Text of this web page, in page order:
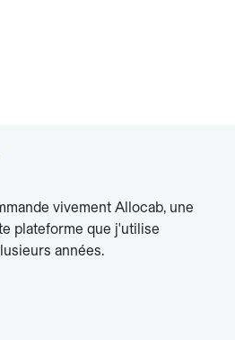
vivement Allocab, une
plateforme que j'utilise
années.